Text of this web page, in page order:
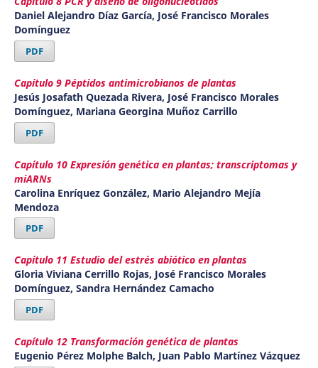
Daniel Alejandro Díaz García, José Francisco Morales
Domínguez
PDF
Capítulo 9 Péptidos antimicrobianos de plantas
Jesús Josafath Quezada Rivera, José Francisco Morales
Domínguez, Mariana Georgina Muñoz Carrillo
PDF
Capítulo 10 Expresión genética en plantas; transcriptomas y
miARNs
Carolina Enríquez González, Mario Alejandro Mejía
Mendoza
PDF
Capítulo 11 Estudio del estrés abiótico en plantas
Gloria Viviana Cerrillo Rojas, José Francisco Morales
Domínguez, Sandra Hernández Camacho
PDF
Capítulo 12 Transformación genética de plantas
Eugenio Pérez Molphe Balch, Juan Pablo Martínez Vázquez